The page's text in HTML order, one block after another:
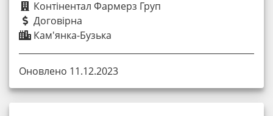
Контінентал Фармерз Груп
Договірна
Кам'янка-Бузька
Оновлено 11.12.2023